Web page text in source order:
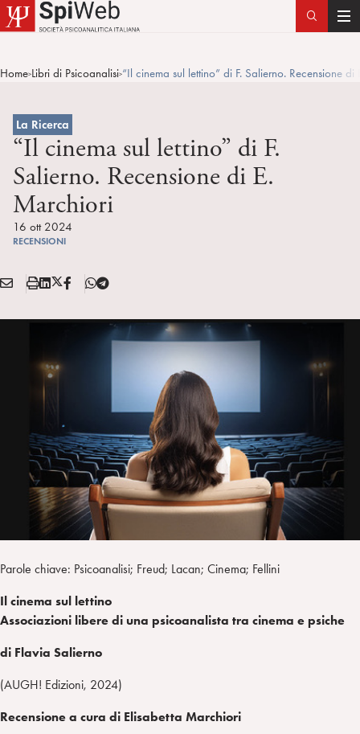
T
g
Home>Libri di Psicoanalisi>“Il cinema sul lettino” di F. Salierno. Recensione
La Ricerca
“Il cinema sul lettino” di F.
Salierno. Recensione di E.
Marchiori
16 ott 2024
RECENSIONI
Condividi:
E
A
S
a
L
n
e
X
T
i
t
r
F
T
l
Parole chiave: Psicoanalisi; Freud; Lacan; Cinema; Fellini
Il cinema sul lettino
Associazioni libere di una psicoanalista tra cinema e psiche
di Flavia Salierno
(AUGH! Edizioni, 2024)
Recensione a cura di Elisabetta Marchiori